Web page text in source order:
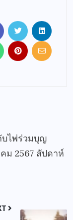
บไพ่ร่วมบุญ
ม 2567 สัปดาห์